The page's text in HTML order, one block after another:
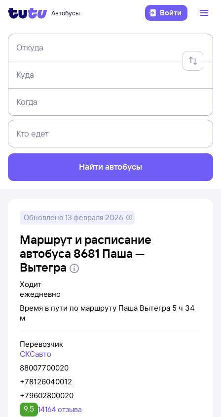
Автобусы Войти
Откуда
Куда
Когда
Кто едет
Найти автобусы
Обновлено 13 февраля 2026
Маршрут и расписание
автобуса 8681 Паша —
Вытегра
Ходит
ежедневно
Время в пути по маршруту Паша Вытегра 5 ч 34
м
Перевозчик
СКСавто
88007700020
+78126040012
+79602800020
9,5 14164 отзыва